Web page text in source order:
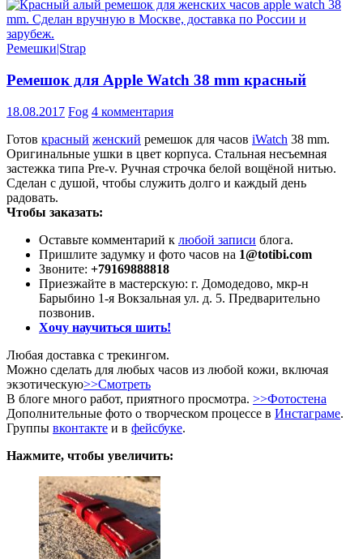
Ремешки|Strap
Ремешок для Apple Watch 38 mm красный
18.08.2017 Fog 4 комментария
Готов красный женский ремешок для часов iWatch 38 mm.
Оригинальные ушки в цвет корпуса. Стальная несъемная
застежка типа Pre-v. Ручная строчка белой вощёной нитью.
Сделан с душой, чтобы служить долго и каждый день
радовать.
Чтобы заказать:
Оставьте комментарий к любой записи блога.
Пришлите задумку и фото часов на 1@totibi.com
Звоните: +79169888818
Приезжайте в мастерскую: г. Домодедово, мкр-н
Барыбино 1-я Вокзальная ул. д. 5. Предварительно
позвонив.
Хочу научиться шить!
Любая доставка с трекингом.
Можно сделать для любых часов из любой кожи, включая
экзотическую>>Смотреть
В блоге много работ, приятного просмотра. >>Фотостена
Дополнительные фото о творческом процессе в Инстаграме.
Группы вконтакте и в фейсбуке.
Нажмите, чтобы увеличить: